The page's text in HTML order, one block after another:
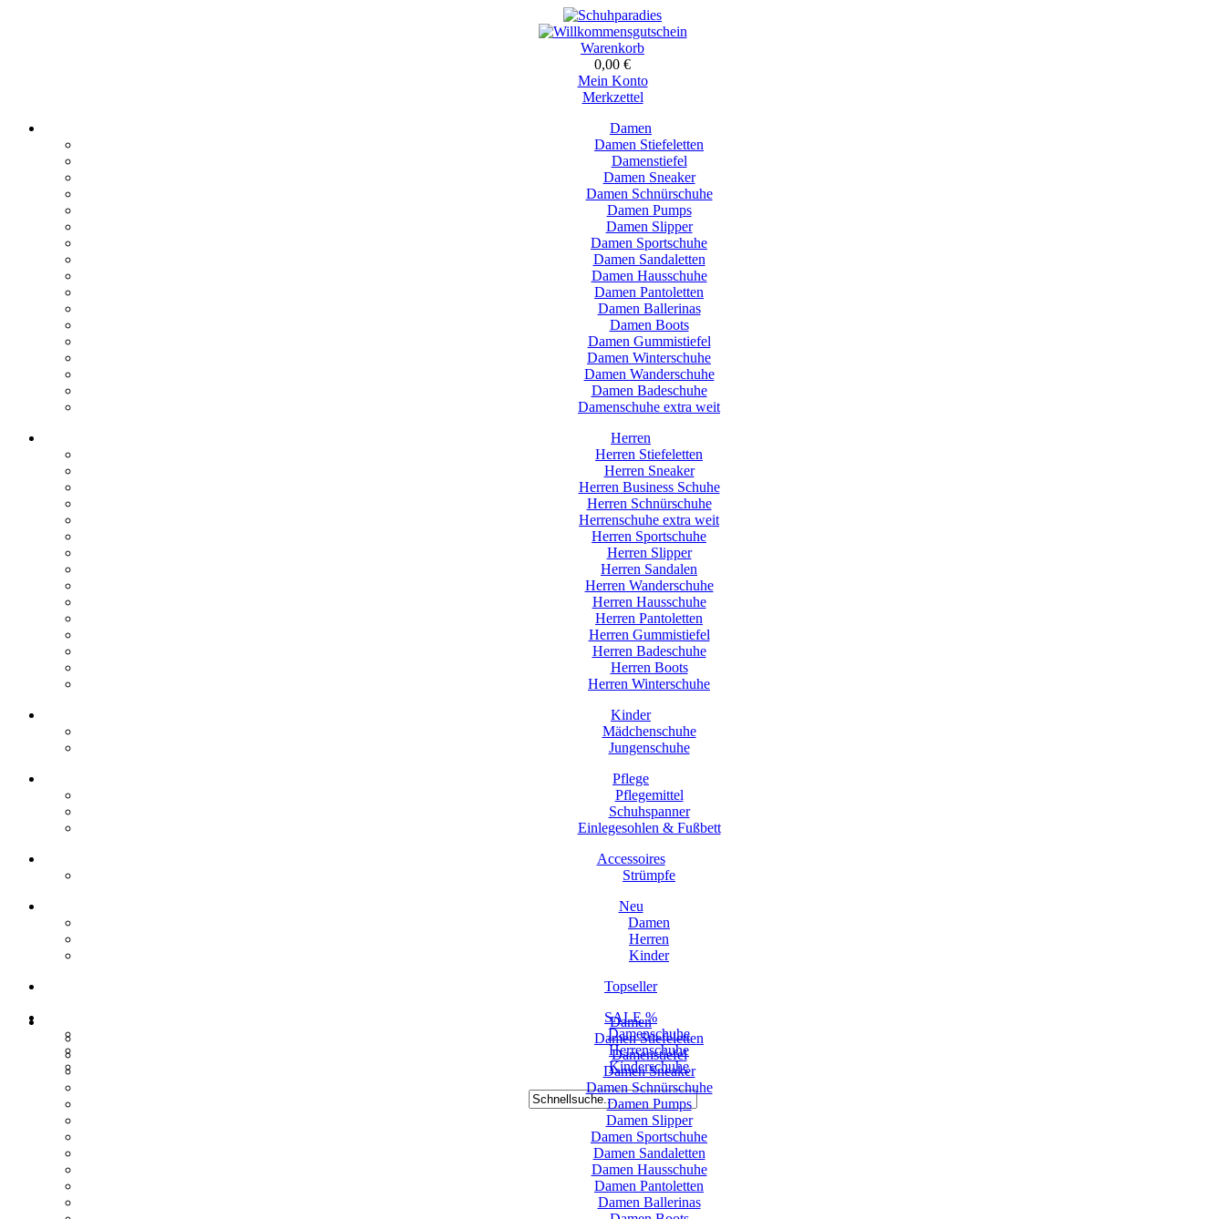
Warenkorb
0,00 €
Mein Konto
Merkzettel
Damen
Damen Stiefeletten
Damenstiefel
Damen Sneaker
Damen Schnürschuhe
Damen Pumps
Damen Slipper
Damen Sportschuhe
Damen Sandaletten
Damen Hausschuhe
Damen Pantoletten
Damen Ballerinas
Damen Boots
Damen Gummistiefel
Damen Winterschuhe
Damen Wanderschuhe
Damen Badeschuhe
Damenschuhe extra weit
Herren
Herren Stiefeletten
Herren Sneaker
Herren Business Schuhe
Herren Schnürschuhe
Herrenschuhe extra weit
Herren Sportschuhe
Herren Slipper
Herren Sandalen
Herren Wanderschuhe
Herren Hausschuhe
Herren Pantoletten
Herren Gummistiefel
Herren Badeschuhe
Herren Boots
Herren Winterschuhe
Kinder
Mädchenschuhe
Jungenschuhe
Pflege
Pflegemittel
Schuhspanner
Einlegesohlen & Fußbett
Accessoires
Strümpfe
Neu
Damen
Herren
Kinder
Topseller
SALE %
Damenschuhe
Herrenschuhe
Kinderschuhe
Damen
Damen Stiefeletten
Damenstiefel
Damen Sneaker
Damen Schnürschuhe
Damen Pumps
Damen Slipper
Damen Sportschuhe
Damen Sandaletten
Damen Hausschuhe
Damen Pantoletten
Damen Ballerinas